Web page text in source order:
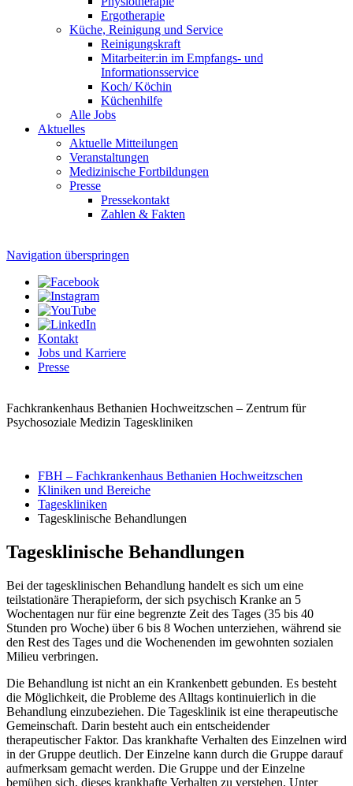
Ergotherapie
Küche, Reinigung und Service
Reinigungskraft
Mitarbeiter:in im Empfangs- und
Informationsservice
Koch/ Köchin
Küchenhilfe
Alle Jobs
Aktuelles
Aktuelle Mitteilungen
Veranstaltungen
Medizinische Fortbildungen
Presse
Pressekontakt
Zahlen & Fakten
Navigation überspringen
Kontakt
Jobs und Karriere
Presse
Fachkrankenhaus Bethanien Hochweitzschen – Zentrum für
Psychosoziale Medizin Tageskliniken
FBH – Fachkrankenhaus Bethanien Hochweitzschen
Kliniken und Bereiche
Tageskliniken
Tagesklinische Behandlungen
Tagesklinische Behandlungen
Bei der tagesklinischen Behandlung handelt es sich um eine
teilstationäre Therapieform, der sich psychisch Kranke an 5
Wochentagen nur für eine begrenzte Zeit des Tages (35 bis 40
Stunden pro Woche) über 6 bis 8 Wochen unterziehen, während sie
den Rest des Tages und die Wochenenden im gewohnten sozialen
Milieu verbringen.
Die Behandlung ist nicht an ein Krankenbett gebunden. Es besteht
die Möglichkeit, die Probleme des Alltags kontinuierlich in die
Behandlung einzubeziehen. Die Tagesklinik ist eine therapeutische
Gemeinschaft. Darin besteht auch ein entscheidender
therapeutischer Faktor. Das krankhafte Verhalten des Einzelnen wird
in der Gruppe deutlich. Der Einzelne kann durch die Gruppe darauf
aufmerksam gemacht werden. Die Gruppe und der Einzelne
bemühen sich, dieses krankhafte Verhalten zu verstehen. Unter